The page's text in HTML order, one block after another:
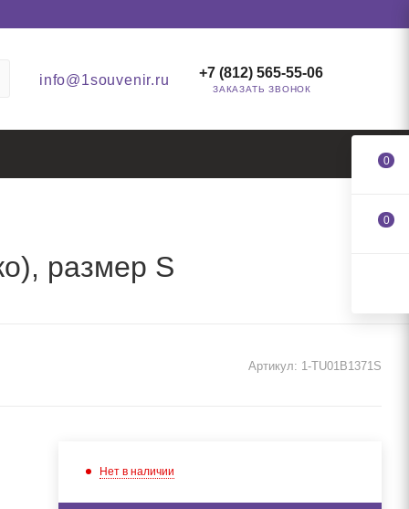
info@1souvenir.ru +7 (812) 565-55-06
ЗАКАЗАТЬ ЗВОНОК
размер S
Артикул: 1-TU01B1371S
Нет в наличии
0
0